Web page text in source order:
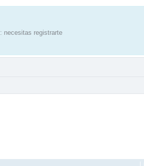
necesitas registrarte